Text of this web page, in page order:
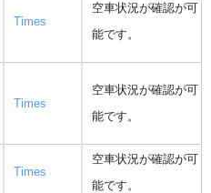
Times
空車状況が確認が可
能です。
Times
空車状況が確認が可
能です。
Times
空車状況が確認が可
能です。